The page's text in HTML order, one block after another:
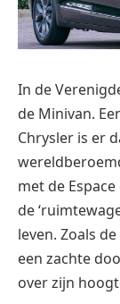
In de
de Minivan.
Chrysler is er
met de
de
leven. Zoals
een zachte
over zijn